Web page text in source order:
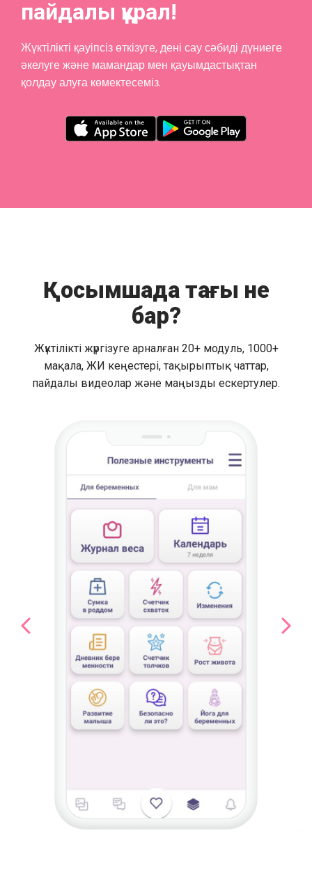
пайдалы құрал!
Жүктілікті қауіпсіз өткізуге, дені сау сәбиді дүниеге
әкелуге және мамандар мен қауымдастықтан
қолдау алуға көмектесеміз.
Қосымшада тағы не
бар?
Жүктілікті жүргізуге арналған 20+ модуль, 1000+
мақала, ЖИ кеңестері, тақырыптық чаттар,
пайдалы видеолар және маңызды ескертулер.